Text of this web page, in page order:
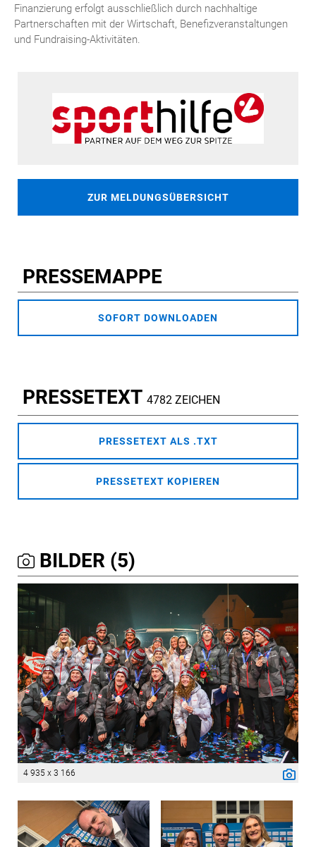
Finanzierung erfolgt ausschließlich durch nachhaltige
Partnerschaften mit der Wirtschaft, Benefizveranstaltungen
und Fundraising-Aktivitäten.
ZUR MELDUNGSÜBERSICHT
PRESSEMAPPE
SOFORT DOWNLOADEN
PRESSETEXT 4782 ZEICHEN
PRESSETEXT ALS .TXT
PRESSETEXT KOPIEREN
BILDER (5)
4 935 x 3 166